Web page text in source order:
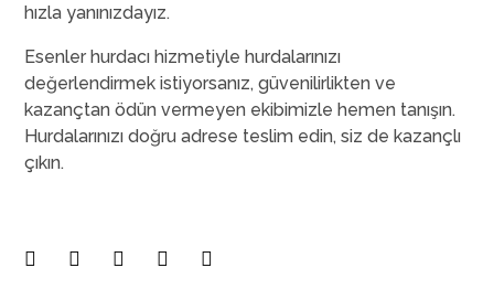
hızla yanınızdayız.
Esenler hurdacı hizmetiyle hurdalarınızı
değerlendirmek istiyorsanız, güvenilirlikten ve
kazançtan ödün vermeyen ekibimizle hemen tanışın.
Hurdalarınızı doğru adrese teslim edin, siz de kazançlı
çıkın.